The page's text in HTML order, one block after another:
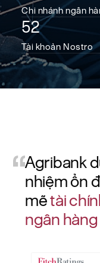
Chi nhánh ngân
52
Tài khoản Nostro
Agribank
nhiệm ổn
mẽtài
ngân hàng